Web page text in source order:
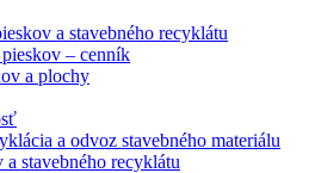
a stavebného recyklátu
– cenník
a plochy
a odvoz stavebného materiálu
stavebného recyklátu